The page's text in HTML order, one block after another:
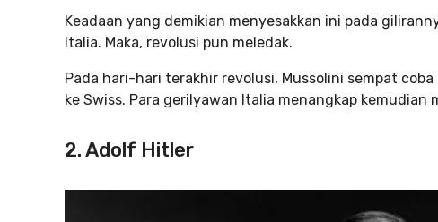
Keadaan yang demikian menyesakkan ini pada
Italia. Maka, revolusi pun meledak.
Pada hari-hari terakhir revolusi, Mussolini sempat
ke Swiss. Para gerilyawan Italia menangkap kemudian
2. Adolf Hitler